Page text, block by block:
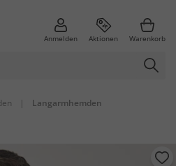
Anmelden Aktionen Warenkorb
| Langarmhemden